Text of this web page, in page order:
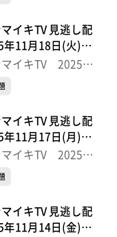
イキTV 見逃し配
年11月18日(火)放
マイキTV 2025後
イキTV 見逃し配
年11月17日(月)放
マイキTV 2025後
イキTV 見逃し配
年11月14日(金)放